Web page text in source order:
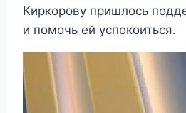
Киркорову пришлось
и помочь ей успокоиться.